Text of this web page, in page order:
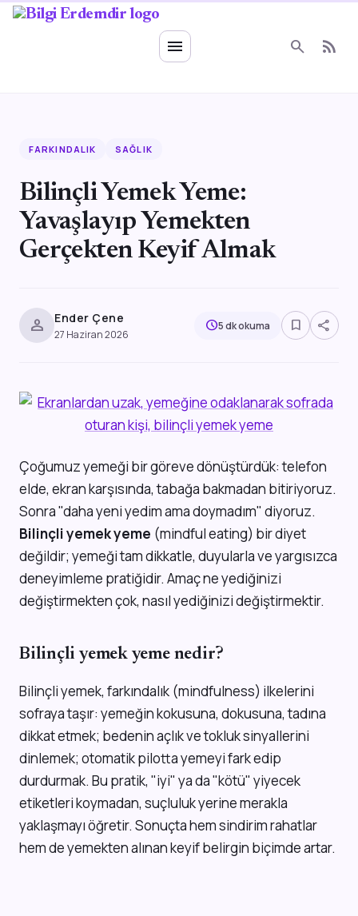
menu
Ruhsal Enerji
search rss_feed
FARKINDALIK SAĞLIK
Bilinçli Yemek Yeme:
Yavaşlayıp Yemekten
Gerçekten Keyif Almak
person Ender Çene
27 Haziran 2026
schedule5 dk okuma bookmark_border share
Çoğumuz yemeği bir göreve dönüştürdük: telefon
elde, ekran karşısında, tabağa bakmadan bitiriyoruz.
Sonra "daha yeni yedim ama doymadım" diyoruz.
Bilinçli yemek yeme (mindful eating) bir diyet
değildir; yemeği tam dikkatle, duyularla ve yargısızca
deneyimleme pratiğidir. Amaç ne yediğinizi
değiştirmekten çok, nasıl yediğinizi değiştirmektir.
Bilinçli yemek yeme nedir?
Bilinçli yemek, farkındalık (mindfulness) ilkelerini
sofraya taşır: yemeğin kokusuna, dokusuna, tadına
dikkat etmek; bedenin açlık ve tokluk sinyallerini
dinlemek; otomatik pilotta yemeyi fark edip
durdurmak. Bu pratik, "iyi" ya da "kötü" yiyecek
etiketleri koymadan, suçluluk yerine merakla
yaklaşmayı öğretir. Sonuçta hem sindirim rahatlar
hem de yemekten alınan keyif belirgin biçimde artar.